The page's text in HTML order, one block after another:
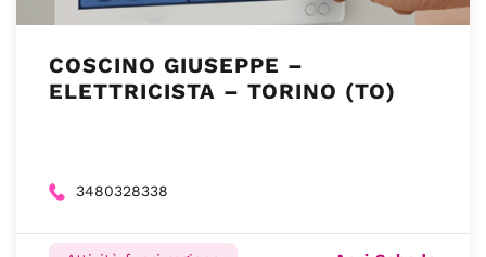
COSCINO GIUSEPPE –
ELETTRICISTA – TORINO (TO)
3480328338